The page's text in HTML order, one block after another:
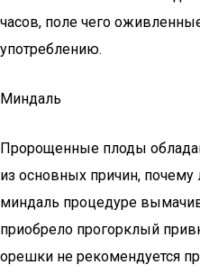
часов, поле чего
употреблению.
Миндаль
Пророщенные плоды
из основных причин,
миндаль процедуре
приобрело прогорклый
орешки не рекомендуется